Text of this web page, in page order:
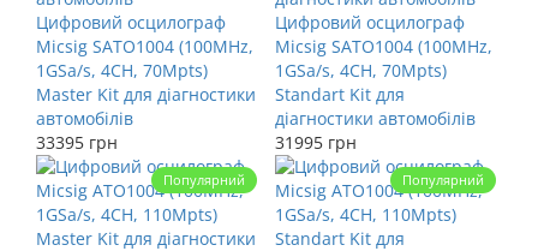
Цифровий осцилограф
Micsig SATO1004 (100MHz,
1GSa/s, 4CH, 70Mpts)
Master Kit для діагностики
автомобілів
33395 грн
Цифровий осцилограф
Micsig SATO1004 (100MHz,
1GSa/s, 4CH, 70Mpts)
Standart Kit для
діагностики автомобілів
31995 грн
Популярний Популярний